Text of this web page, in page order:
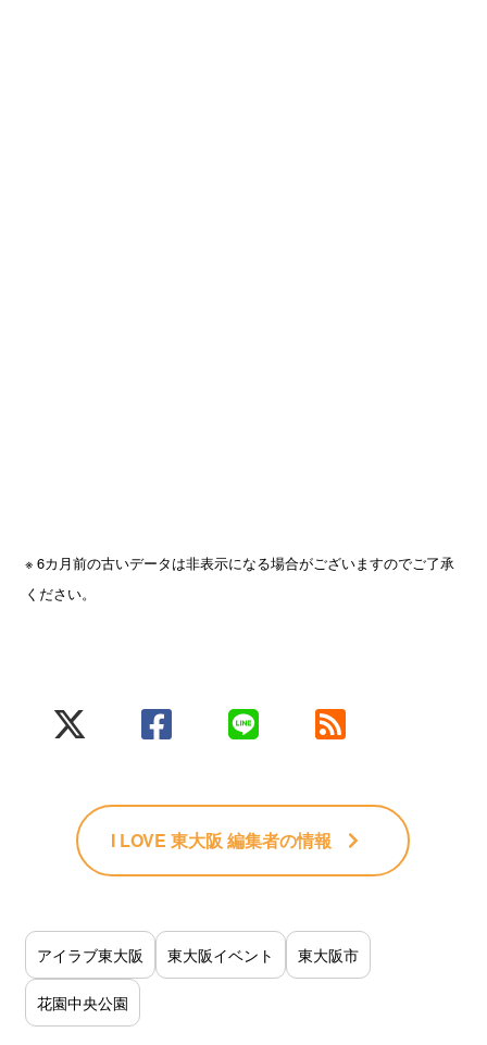
※ 6カ月前の古いデータは非表示になる場合がございますのでご了承
ください。
I LOVE 東大阪 編集者の情報
アイラブ東大阪 東大阪イベント 東大阪市
花園中央公園